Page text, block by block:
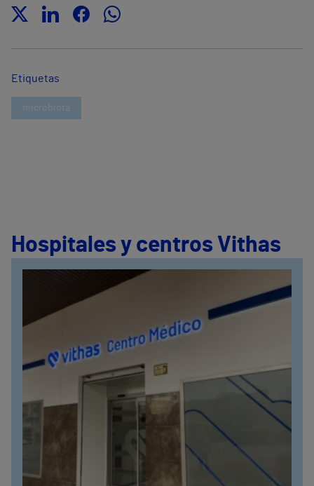
Etiquetas
microbiota
Hospitales y centros Vithas